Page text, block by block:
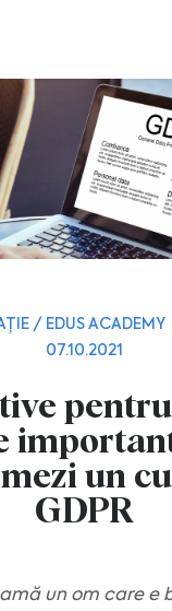
/ EDUS ACADEMY
07.10.2021
un
GDPR
un om care e